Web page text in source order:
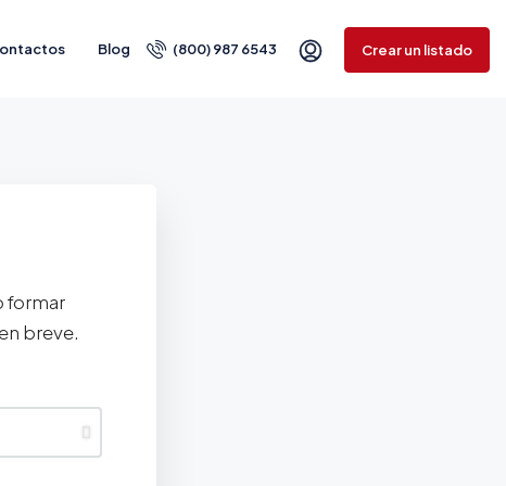
Blog (800) 987 6543 Crear un listado
formar
breve.